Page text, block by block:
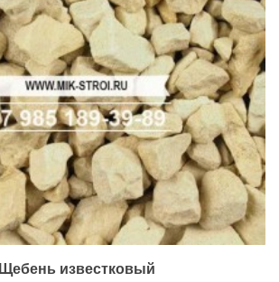
Щебень известковый